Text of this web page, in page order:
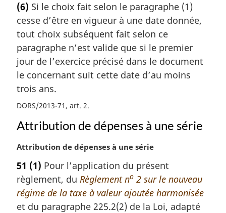
t
e
m
a
r
g
i
n
l
e
:
(6) Si le choix fait selon le paragraphe (1)
cesse d’être en vigueur à une date donnée,
tout choix subséquent fait selon ce
paragraphe n’est valide que si le premier
jour de l’exercice précisé dans le document
le concernant suit cette date d’au moins
trois ans.
DORS/2013-71, art. 2
Attribution de dépenses à une série
N
t
e
m
a
Attribution de dépenses à une série
51 (1) Pour l’application du présent
règlement, du Règlement no 2 sur le nouveau
régime de la taxe à valeur ajoutée harmonisée
et du paragraphe 225.2(2) de la Loi, adapté